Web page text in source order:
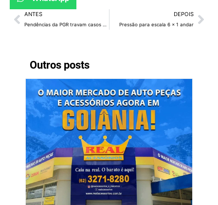
Outros posts
ANTES DEPOIS
Pressão para escala 6 x 1 andar